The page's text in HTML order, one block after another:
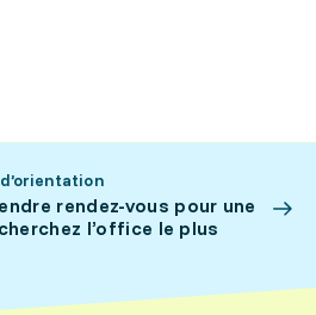
rendez-vous pour une
l’office le plus